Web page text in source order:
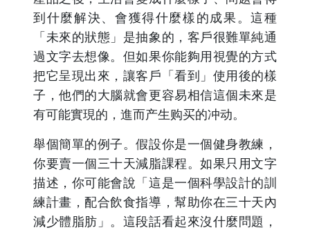
到什麼解決、會獲得什麼樣的成果。這種
「未來的狀態」是抽象的，客戶很難單純通
過文字去想像。但如果你能夠用視覺的方式
把它呈現出來，讓客戶「看到」使用後的樣
子，他們的大腦就會更容易相信這個未來是
有可能實現的，進而产生购买的冲动。
舉個簡單的例子。假設你是一個健身教練，
你要賣一個三十天減脂課程。如果只用文字
描述，你可能會說「這是一個科學設計的訓
練計畫，配合飲食指導，幫助你在三十天內
減少體脂肪」。這段話看起來沒什麼問題，